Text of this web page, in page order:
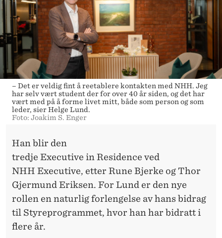
– Det er veldig fint å reetablere kontakten med NHH. Jeg
har selv vært student der for over 40 år siden, og det har
vært med på å forme livet mitt, både som person og som
leder, sier Helge Lund.
Foto: Joakim S. Enger
Han blir den
tredje Executive in Residence ved
NHH Executive, etter Rune Bjerke og Thor
Gjermund Eriksen. For Lund er den nye
rollen en naturlig forlengelse av hans bidrag
til Styreprogrammet, hvor han har bidratt i
flere år.